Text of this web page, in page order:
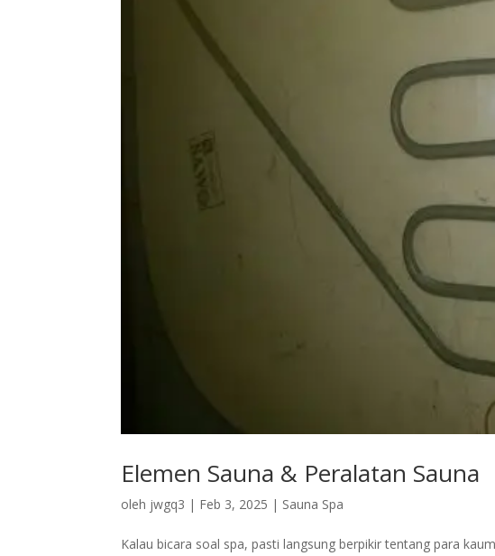
Elemen Sauna & Peralatan Sauna
oleh jwgq3 | Feb 3, 2025 | Sauna Spa
Kalau bicara soal spa, pasti langsung berpikir tentang para